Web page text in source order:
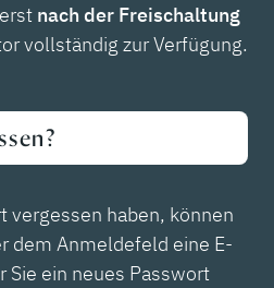
nach der Freischaltung
vollständig zur Verfügung.
vergessen haben, können
dem Anmeldefeld eine E-
Sie ein neues Passwort